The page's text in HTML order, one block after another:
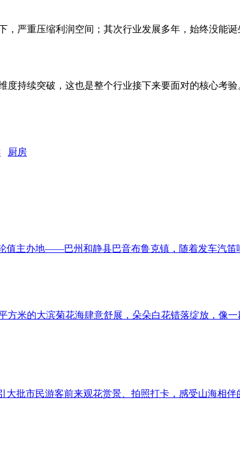
严重压缩利润空间；其次行业发展多年，始终没能
持续突破，这也是整个行业接下来要面对的核心考验
厨房
值主办地——巴州和静县巴音布鲁克镇，随着发车汽
米的大滨菊花海肆意舒展，朵朵白花错落绽放，像
批市民游客前来观花赏景、拍照打卡，感受山海相